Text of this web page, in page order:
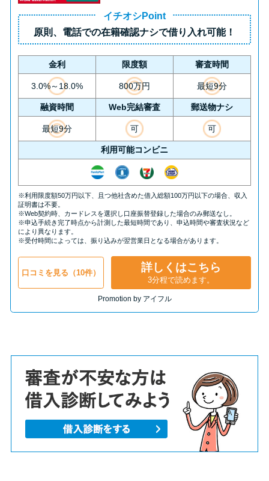
イチオシPoint
原則、 電話での在籍確認ナシで借り入れ可能！
金利 限度額 審査時間
3.0%～18.0% 800万円 最短9分
融資時間 Web完結審査 郵送物ナシ
最短9分 可 可
利用可能コンビニ
※利用限度額50万円以下、且つ他社含めた借入総額100万円以下の場合、収入
証明書は不要。
※Web契約時、カードレスを選択し口座振替登録した場合のみ郵送なし。
※申込手続き完了時点から計測した最短時間であり、申込時間や審査状況など
により異なります。
※受付時間によっては、振り込みが翌営業日となる場合があります。
口コミを見る（10件） 詳しくはこちら
3分程で読めます。
Promotion by アイフル